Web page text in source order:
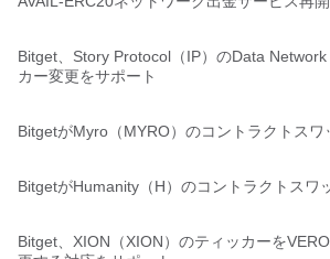
Bitget、Story Protocol（IP）のData Network
カー変更をサポート
BitgetがMyro（MYRO）のコントラクトスワ
BitgetがHumanity（H）のコントラクトスワ
Bitget、XION（XION）のティッカーを